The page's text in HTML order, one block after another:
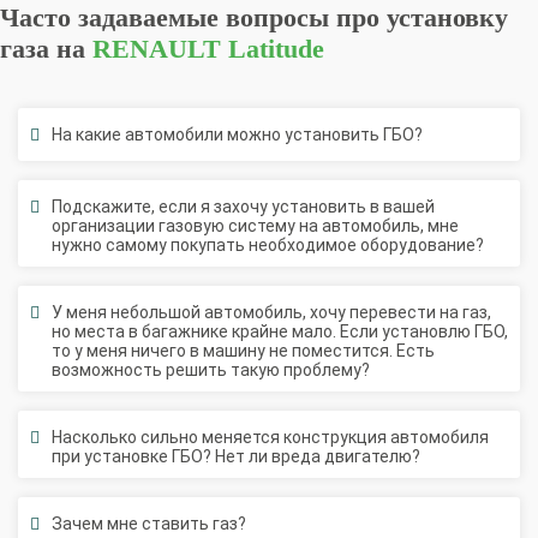
газа наRENAULT Latitude
организации газовую систему на автомобиль, мне
нужно самому покупать необходимое оборудование?
но места в багажнике крайне мало. Если установлю ГБО,
то у меня ничего в машину не поместится. Есть
возможность решить такую проблему?
при установке ГБО? Нет ли вреда двигателю?